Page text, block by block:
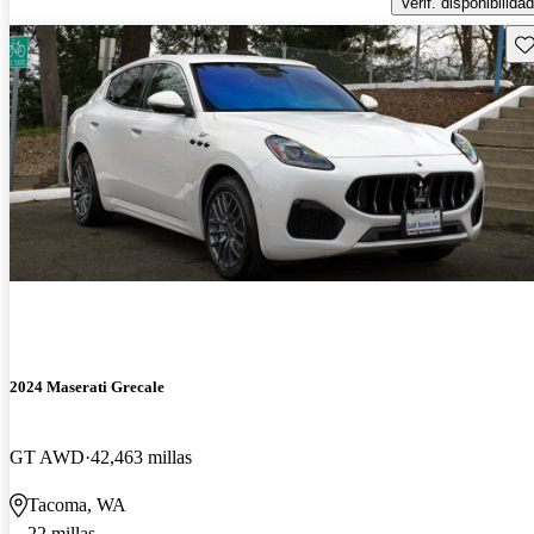
2024 Maserati Grecale
GT AWD 42,463 millas
Tacoma, WA